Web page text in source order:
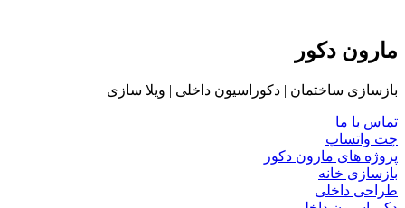
مارون دکور
بازسازی ساختمان | دکوراسیون داخلی | ویلا سازی
تماس با ما
چت واتساپ
پروژه های مارون دکور
بازسازی خانه
طراحی داخلی